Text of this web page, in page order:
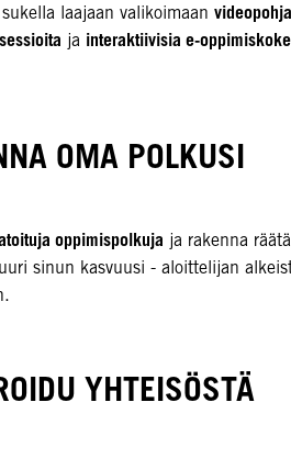
laajaan valikoimaan
ja interaktiivisia e-
OMA POLKUSI
oppimispolkuja ja rakenna
sinun kasvuusi - aloittelijan
YHTEISÖSTÄ